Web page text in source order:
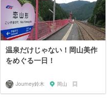
温泉だけじゃない！岡山美作
をめぐる一日！
Journey鈴木 岡山